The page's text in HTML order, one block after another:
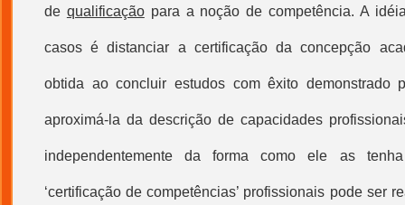
de qualificaçãopara a noção de competência. A
casos é distanciar a certificação da concepção
obtida ao concluir estudos com êxito demonstrado
aproximá-la da descrição de capacidades
independentemente da forma como ele as
‘certificação de competências’ profissionais pode ser